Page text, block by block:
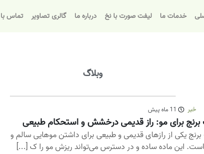
خدمات ما لیفت صورت با نخ درباره ما گالری تصاویر تماس
وبلاگ
خبر 11 ماه پیش
برای مو: راز قدیمی درخشش و استحکام طبیعی
یکی از رازهای قدیمی و طبیعی برای داشتن موهایی سالم و
این ماده ساده و در دسترس می‌تواند ریزش مو را ک [...]